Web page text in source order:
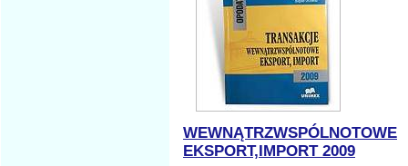
WEWNĄTRZWSPÓLNOTOWE
EKSPORT,IMPORT 2009